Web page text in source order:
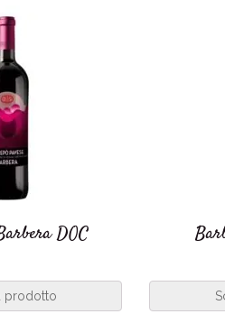
DOC
prodotto